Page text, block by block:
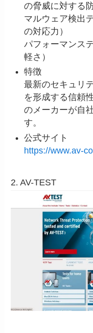
の脅威に対する
マルウェア検出
の対応力）
パフォーマンス
軽さ）
特徴
最新のセキュリ
を形成する信頼
のメーカーが自
す。
公式サイト
https://www.av-
2. AV-TEST